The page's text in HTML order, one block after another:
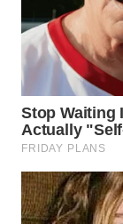
WN
CIREBON
WN
INDRAMAYU
WN
KUNINGAN